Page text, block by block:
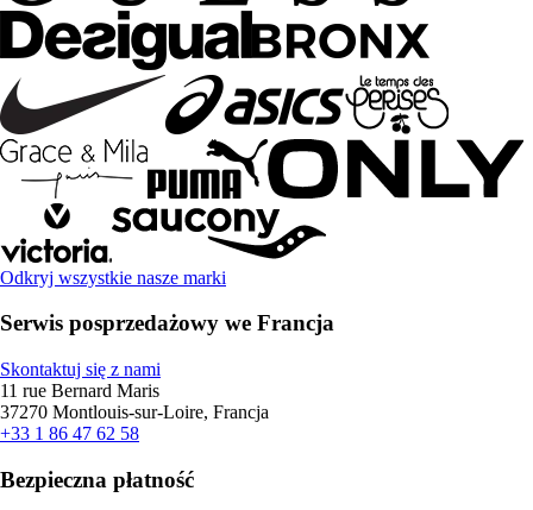
Odkryj wszystkie nasze marki
Serwis posprzedażowy we Francja
Skontaktuj się z nami
11 rue Bernard Maris
37270 Montlouis-sur-Loire, Francja
+33 1 86 47 62 58
Bezpieczna płatność